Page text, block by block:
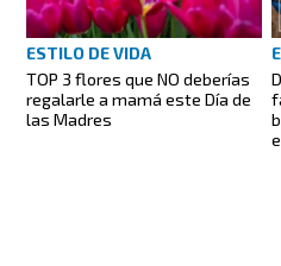
ESTILO DE VIDA
TOP 3 flores que NO deberías
regalarle a mamá este Día de
las Madres